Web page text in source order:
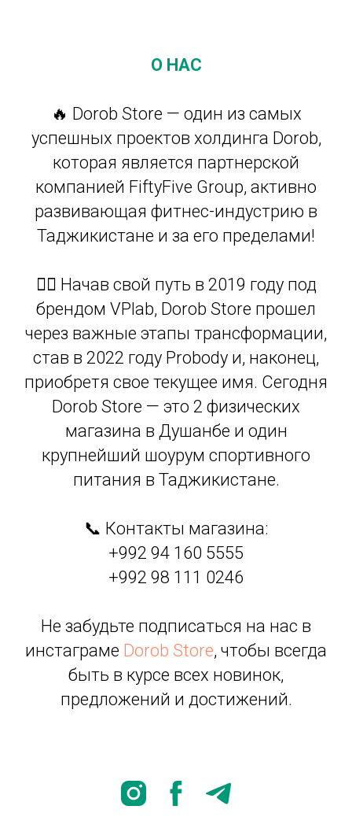
О НАС
🔥 Dorob Store — один из самых
успешных проектов холдинга Dorob,
которая является партнерской
компанией FiftyFive Group, активно
развивающая фитнес-индустрию в
Таджикистане и за его пределами!
🏋️‍♂️ Начав свой путь в 2019 году под
брендом VPlab, Dorob Store прошел
через важные этапы трансформации,
став в 2022 году Probody и, наконец,
приобретя свое текущее имя. Сегодня
Dorob Store — это 2 физических
магазина в Душанбе и один
крупнейший шоурум спортивного
питания в Таджикистане.
📞 Контакты магазина:
+992 94 160 5555
+992 98 111 0246
Не забудьте подписаться на нас в
инстаграме Dorob Store, чтобы всегда
быть в курсе всех новинок,
предложений и достижений.